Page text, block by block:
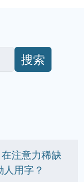
搜索
注意力稀缺
用字？